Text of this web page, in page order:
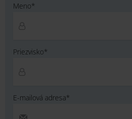
Meno*
Priezvisko*
E-mailová adresa*